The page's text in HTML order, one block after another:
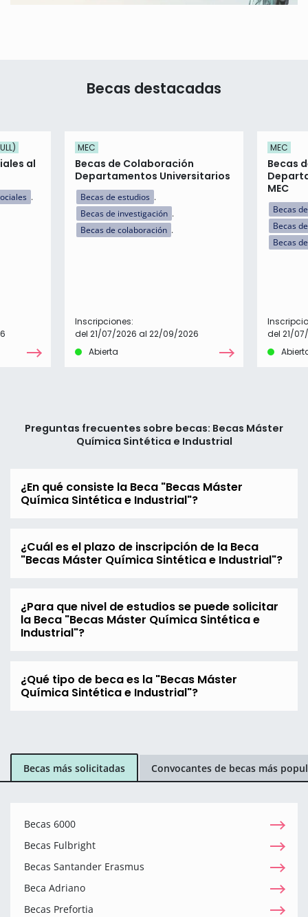
Becas destacadas
al
MEC
Becas de Colaboración
Departamentos Universitarios
Becas de estudios
Becas de investigación
Becas de colaboración
Inscripciones:
del 21/07/2026 al 22/09/2026
Abierta
MEC
Becas
MEC
Becas
Becas
Becas
del 21/
Preguntas frecuentes sobre becas: Becas Máster
Química Sintética e Industrial
¿En qué consiste la Beca "Becas Máster
Química Sintética e Industrial"?
¿Cuál es el plazo de inscripción de la Beca
"Becas Máster Química Sintética e Industrial"?
¿Para que nivel de estudios se puede solicitar
la Beca "Becas Máster Química Sintética e
Industrial"?
¿Qué tipo de beca es la "Becas Máster
Química Sintética e Industrial"?
Becas más solicitadas Convocantes de becas más
Becas 6000
Becas Fulbright
Becas Santander Erasmus
Beca Adriano
Becas Prefortia